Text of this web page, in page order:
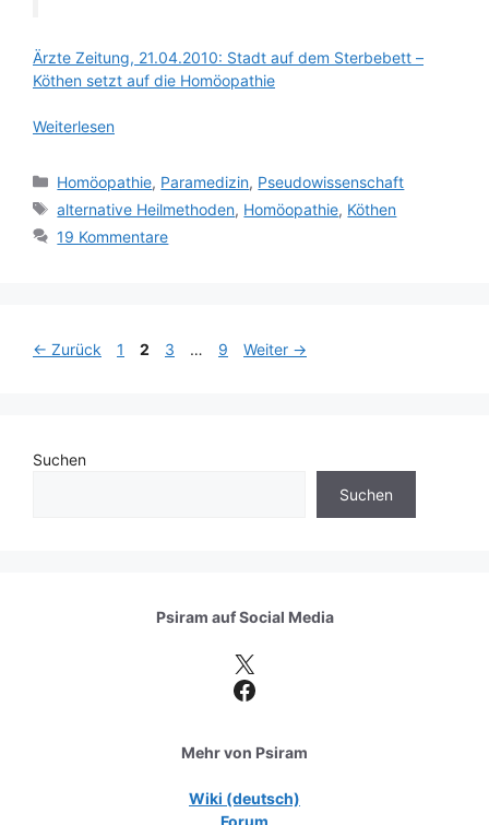
Ärzte Zeitung, 21.04.2010: Stadt auf dem Sterbebett –
Köthen setzt auf die Homöopathie
Weiterlesen
Kategorien
Homöopathie, Paramedizin, Pseudowissenschaft
Schlagwörter
alternative Heilmethoden, Homöopathie, Köthen
19 Kommentare
← Zurück Seite
1 Seite
2 Seite
3 … Seite
9 Weiter →
Suchen
Suchen
Psiram aufSocial Media
X
Facebook
Mehr von Psiram
Wiki (deutsch)
Forum